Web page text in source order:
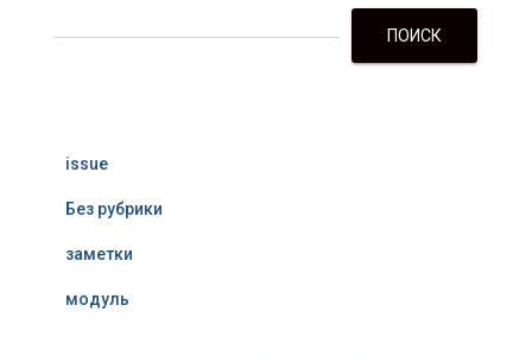
ПОИСК
issue
Без рубрики
заметки
модуль